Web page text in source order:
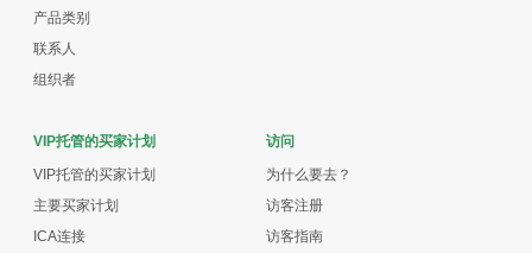
产品类别
联系人
组织者
VIP托管的买家计划
VIP托管的买家计划
主要买家计划
ICA连接
访问
为什么要去？
访客注册
访客指南